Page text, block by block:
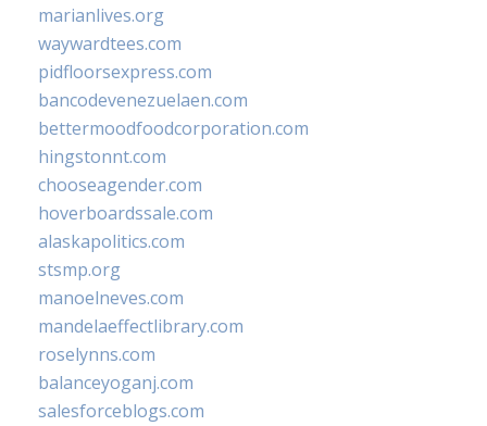
marianlives.org
waywardtees.com
pidfloorsexpress.com
bancodevenezuelaen.com
bettermoodfoodcorporation.com
hingstonnt.com
chooseagender.com
hoverboardssale.com
alaskapolitics.com
stsmp.org
manoelneves.com
mandelaeffectlibrary.com
roselynns.com
balanceyoganj.com
salesforceblogs.com